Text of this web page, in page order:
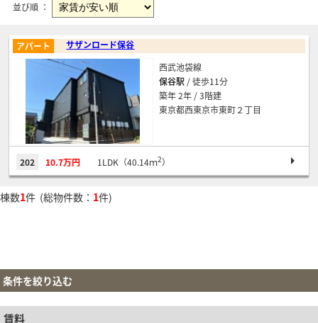
並び順 ：
サザンロード保谷
アパート
西武池袋線
保谷駅 / 徒歩11分
築年 2年 / 3階建
東京都西東京市東町２丁目
202 10.7万円 1LDK（40.14ｍ2）
棟数1件 (総物件数： 1件)
条件を絞り込む
賃料